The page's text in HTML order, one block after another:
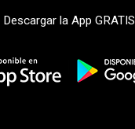
Descargar la App GRATIS